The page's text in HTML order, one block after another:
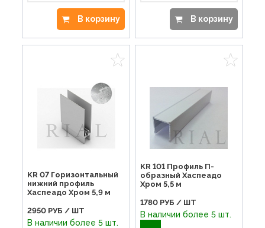
В корзину В корзину
KR 07 Горизонтальный
нижний профиль
Хаспеадо Хром 5,9 м
2950 РУБ / ШТ
В наличии более 5 шт.
KR 101 Профиль П-
образный Хаспеадо
Хром 5,5 м
1780 РУБ / ШТ
В наличии более 5 шт.